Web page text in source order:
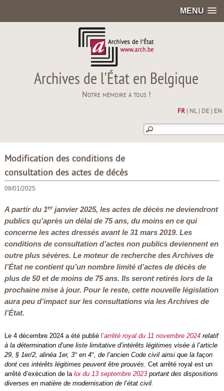
MENU
Archives de l'État en Belgique
Notre mémoire à tous !
FR| NL| DE EN
Modification des conditions de
consultation des actes de décès
08/01/2025
A partir du 1erjanvier 2025, les actes de décès ne deviendront
publics qu’après un délai de 75 ans, du moins en ce qui
concerne les actes dressés avant le 31 mars 2019. Les
conditions de consultation d’actes non publics deviennent en
outre plus sévères. Le moteur de recherche des Archives de
l’État ne contient qu’un nombre limité d’actes de décès de
plus de 50 et de moins de 75 ans. Ils seront retirés lors de la
prochaine mise à jour. Pour le reste, cette nouvelle législation
aura peu d’impact sur les consultations via les Archives de
l’État.
Le 4 décembre 2024 a été publié l’arrêté royal du 11 novembre 2024relatif
à la détermination d’une liste limitative d’intérêts légitimes visée à l’article
29, § 1er/2, alinéa 1er, 3° en 4°, de l’ancien Code civil ainsi que la façon
dont ces intérêts légitimes peuvent être prouvés. Cet arrêté royal est un
arrêté d’exécution de la loi du 13 septembre 2023portant des dispositions
diverses en matière de modernisation de l’état civil.